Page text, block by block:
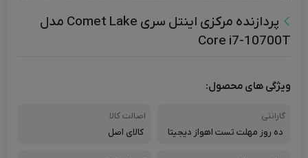
پردازنده مرکزی اینتل سری Comet Lake مدل
Core i7-10700T
ویژگی های محصول:
گارانتی
ده روز مهلت تست اهواز دیجیتا
اصالت کالا
کالای اصل